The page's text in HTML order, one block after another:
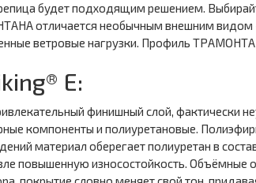
будет подходящим решением.
отличается необычным внешним видом
ветровые нагрузки. Профиль
E:
финишный слой, фактически
компоненты и полиуретановые.
материал оберегает полиуретан в
повышенную износостойкость. Объёмные